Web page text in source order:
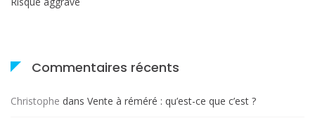
Commentaires récents
Christophe dans Vente à réméré : qu’est-ce que c’est ?